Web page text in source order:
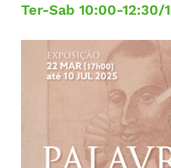
Ter-Sab 10:00-12:30/